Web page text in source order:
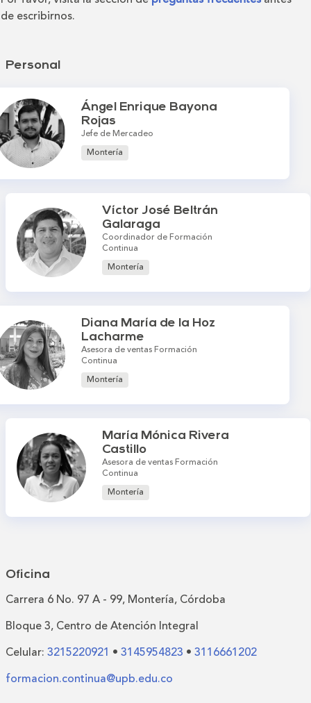
de escribirnos.
Personal
Ángel Enrique Bayona
Rojas
Jefe de Mercadeo
Montería
Víctor José Beltrán
Galaraga
Coordinador de Formación
Continua
Montería
Diana María de la Hoz
Lacharme
Asesora de ventas Formación
Continua
Montería
María Mónica Rivera
Castillo
Asesora de ventas Formación
Continua
Montería
Oficina
Carrera 6 No. 97 A - 99, Montería, Córdoba
Bloque 3, Centro de Atención Integral
Celular: 3215220921 • 3145954823 • 3116661202
formacion.continua@upb.edu.co